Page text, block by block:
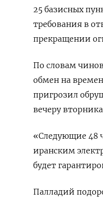
25 базисных
требования в
прекращении
По словам
обмен на
пригрозил
вечеру
«Следующие 48
иранским
‌будет
Палладий